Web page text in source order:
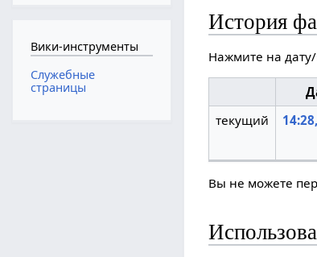
История
Нажмите на
текущий
Вы не можете
Вики-инструменты
Служебные
страницы